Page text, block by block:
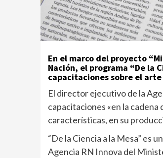
En el marco del proyecto
Nación, el programa “De la
capacitaciones sobre el
El director ejecutivo de la
capacitaciones «en la
características, en su
“De la Ciencia a la Mesa” es
Agencia RN Innova del